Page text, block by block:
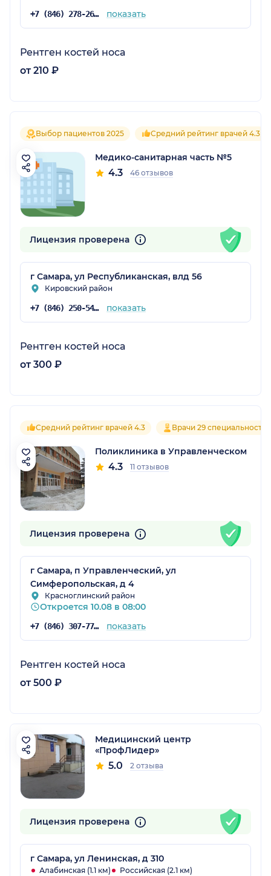
+7 (846) 278-26-68 показать
Рентген костей носа
от 210 ₽
Выбор пациентов 2025 Средний рейтинг врачей 4.3
Медико-санитарная часть №5
4.3 46 отзывов
Лицензия проверена
г Самара, ул Республиканская, влд 56
Кировский район
+7 (846) 250-54-51 показать
Рентген костей носа
от 300 ₽
Средний рейтинг врачей 4.3 Врачи 29 специальностей
Поликлиника в Управленческом
4.3 11 отзывов
Лицензия проверена
г Самара, п Управленческий, ул
Симферопольская, д 4
Красноглинский район
Откроется 10.08 в 08:00
+7 (846) 307-77-17 показать
Рентген костей носа
от 500 ₽
Медицинский центр
«ПрофЛидер»
5.0 2 отзыва
Лицензия проверена
г Самара, ул Ленинская, д 310
Алабинская (1.1 км)
Российская (2.1 км)